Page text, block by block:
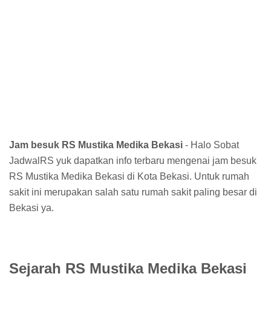
Jam besuk RS Mustika Medika Bekasi - Halo Sobat
JadwalRS yuk dapatkan info terbaru mengenai jam besuk
RS Mustika Medika Bekasi di Kota Bekasi. Untuk rumah
sakit ini merupakan salah satu rumah sakit paling besar di
Bekasi ya.
Sejarah RS Mustika Medika Bekasi